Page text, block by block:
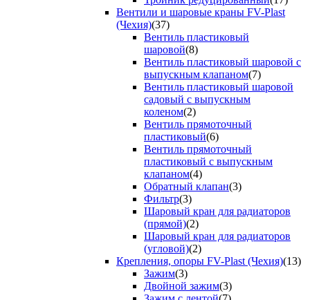
Вентили и шаровые краны FV-Plast
(Чехия)(37)
Вентиль пластиковый
шаровой(8)
Вентиль пластиковый шаровой с
выпускным клапаном(7)
Вентиль пластиковый шаровой
садовый с выпускным
коленом(2)
Вентиль прямоточный
пластиковый(6)
Вентиль прямоточный
пластиковый с выпускным
клапаном(4)
Обратный клапан(3)
Фильтр(3)
Шаровый кран для радиаторов
(прямой)(2)
Шаровый кран для радиаторов
(угловой)(2)
Крепления, опоры FV-Plast (Чехия)(13)
Зажим(3)
Двойной зажим(3)